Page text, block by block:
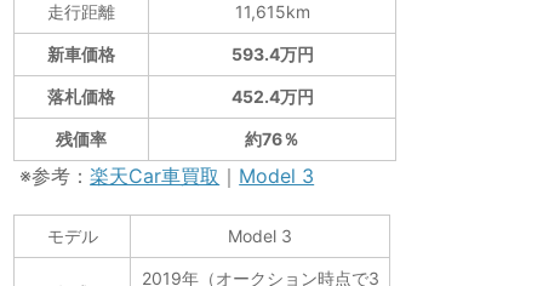
走行距離 11,615km
新車価格 593.4万円
落札価格 452.4万円
残価率 約76％
※参考：楽天Car車買取 ｜ Model 3
モデル Model 3
2019年（オークション時点で3